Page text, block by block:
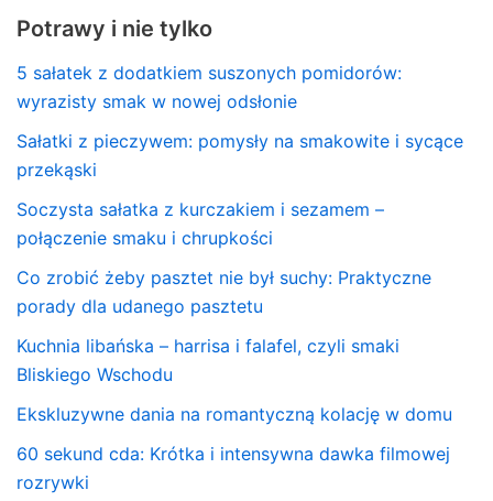
Potrawy i nie tylko
5 sałatek z dodatkiem suszonych pomidorów:
wyrazisty smak w nowej odsłonie
Sałatki z pieczywem: pomysły na smakowite i sycące
przekąski
Soczysta sałatka z kurczakiem i sezamem –
połączenie smaku i chrupkości
Co zrobić żeby pasztet nie był suchy: Praktyczne
porady dla udanego pasztetu
Kuchnia libańska – harrisa i falafel, czyli smaki
Bliskiego Wschodu
Ekskluzywne dania na romantyczną kolację w domu
60 sekund cda: Krótka i intensywna dawka filmowej
rozrywki